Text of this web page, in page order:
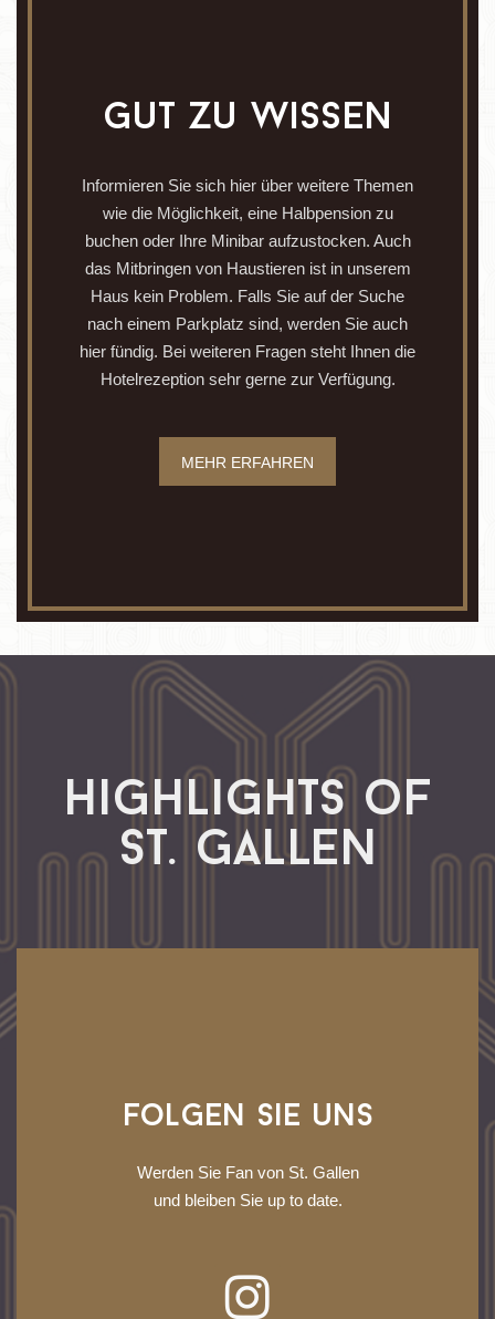
gut zu wissen
Informieren Sie sich hier über weitere Themen
wie die Möglichkeit, eine Halbpension zu
buchen oder Ihre Minibar aufzustocken. Auch
das Mitbringen von Haustieren ist in unserem
Haus kein Problem. Falls Sie auf der Suche
nach einem Parkplatz sind, werden Sie auch
hier fündig. Bei weiteren Fragen steht Ihnen die
Hotelrezeption sehr gerne zur Verfügung.
MEHR ERFAHREN
Highlights of
St. Gallen
Folgen Sie uns
Werden Sie Fan von St. Gallen
und bleiben Sie up to date.